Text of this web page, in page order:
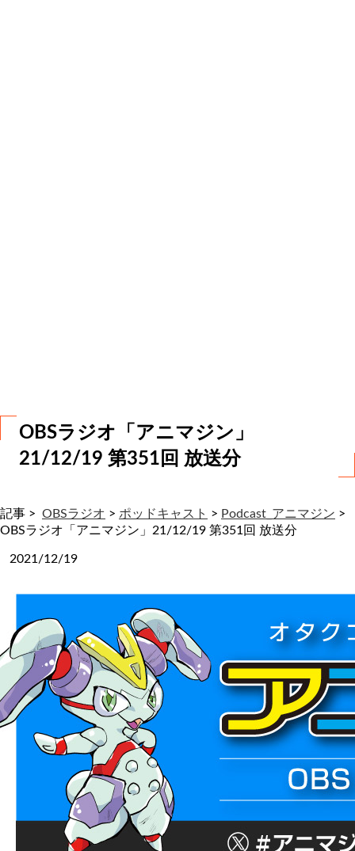
OBSラジオ「アニマジン」
21/12/19 第351回 放送分
記事 > OBSラジオ > ポッドキャスト > Podcast_アニマジン >
OBSラジオ「アニマジン」21/12/19 第351回 放送分
2021/12/19